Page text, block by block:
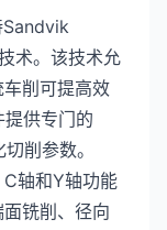
术。该技术允
削可提高效
供专门的
削参数。
轴和Y轴功能
铣削、径向